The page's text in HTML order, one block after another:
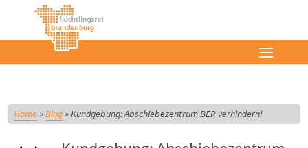
Home»Blog»Kundgebung: Abschiebezentrum BER verhindern!